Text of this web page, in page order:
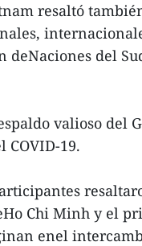
resaltó
deNaciones del
valioso del
19.
Chi Minh y el
enel